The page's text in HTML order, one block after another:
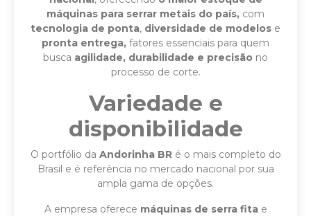
máquinas para serrar metais do país, com
tecnologia de ponta, diversidade de modelos e
pronta entrega, fatores essenciais para quem
busca agilidade, durabilidade e precisão no
processo de corte.
Variedade e
disponibilidade
O portfólio da Andorinha BRé o mais completo do
Brasil e é referência no mercado nacional por sua
ampla gama de opções.
A empresa oferece máquinas de serra fitae